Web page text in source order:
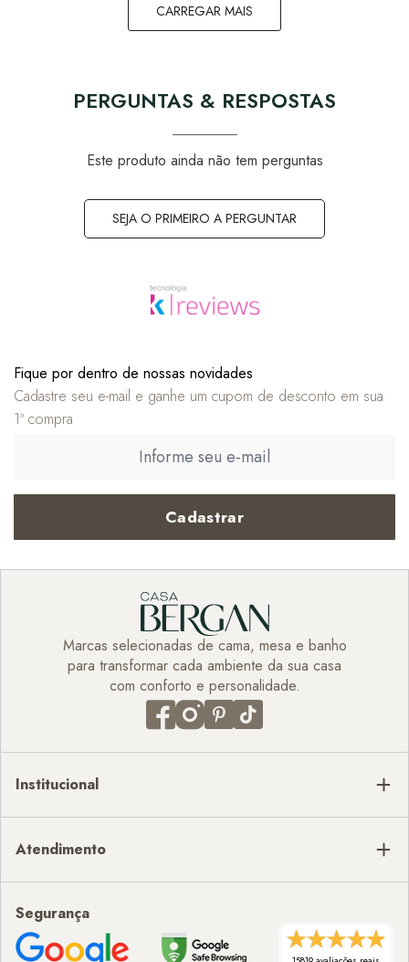
CARREGAR MAIS
PERGUNTAS & RESPOSTAS
Este produto ainda não tem perguntas
SEJA O PRIMEIRO A PERGUNTAR
Fique por dentro de nossas novidades
Cadastre seu e-mail e ganhe um cupom de desconto em sua
1ª compra
Cadastrar
Marcas selecionadas de cama, mesa e banho
para transformar cada ambiente da sua casa
com conforto e personalidade.
Institucional
Atendimento
Segurança